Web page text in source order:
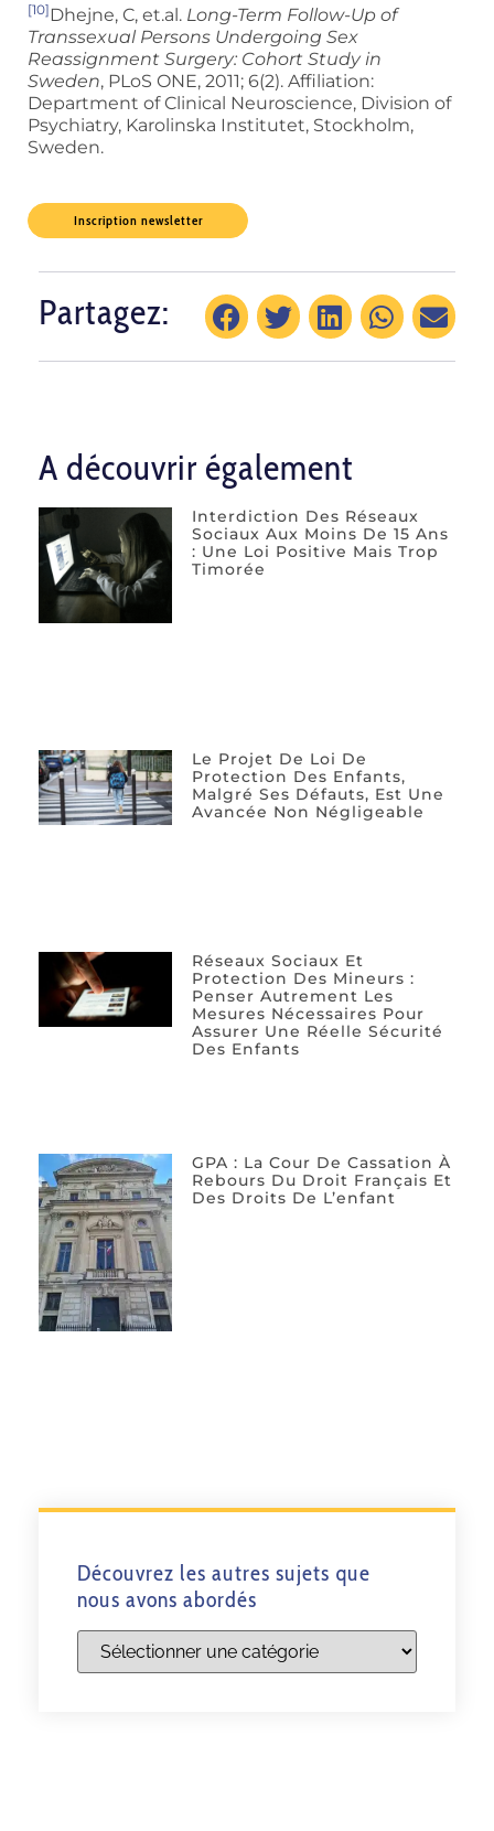
[10]Dhejne, C, et.al. Long-Term Follow-Up of
Transsexual Persons Undergoing Sex
Reassignment Surgery: Cohort Study in
Sweden, PLoS ONE, 2011; 6(2). Affiliation:
Department of Clinical Neuroscience, Division of
Psychiatry, Karolinska Institutet, Stockholm,
Sweden.
Inscription newsletter
Partagez:
A découvrir également
Interdiction Des Réseaux
Sociaux Aux Moins De 15 Ans
: Une Loi Positive Mais Trop
Timorée
Le Projet De Loi De
Protection Des Enfants,
Malgré Ses Défauts, Est Une
Avancée Non Négligeable
Réseaux Sociaux Et
Protection Des Mineurs :
Penser Autrement Les
Mesures Nécessaires Pour
Assurer Une Réelle Sécurité
Des Enfants
GPA : La Cour De Cassation À
Rebours Du Droit Français Et
Des Droits De L’enfant
Découvrez les autres sujets que
nous avons abordés